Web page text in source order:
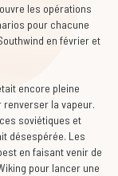
les opérations
pour chacune
en février et
encore pleine
renverser la vapeur.
soviétiques et
désespérée. Les
en faisant venir de
pour lancer une